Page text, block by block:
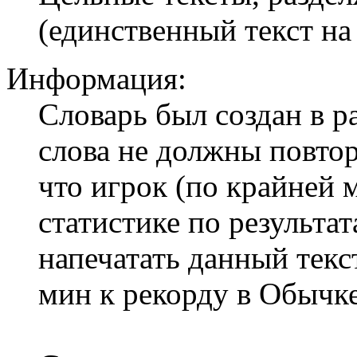
(единственный текст
Информация:
Словарь был создан в
слова не должны
что игрок (по крайней
статистике по
напечатать данный
мин к рекорду в